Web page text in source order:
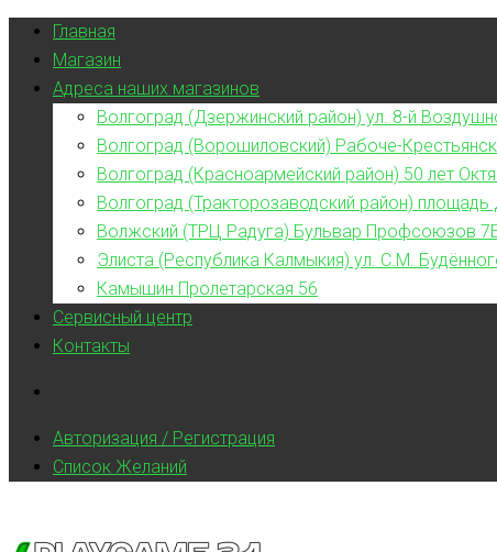
Главная
Магазин
Адреса наших магазинов
Волгоград (Дзержинский район) ул. 8-й
Волгоград (Ворошиловский) Рабоче-
Волгоград (Красноармейский район) 50 лет
Волгоград (Тракторозаводский район)
Волжский (ТРЦ Радуга) Бульвар Профсоюзов
Элиста (Республика Калмыкия) ул. С.М.
Камышин Пролетарская 56
Сервисный центр
Контакты
Авторизация / Регистрация
Список Желаний